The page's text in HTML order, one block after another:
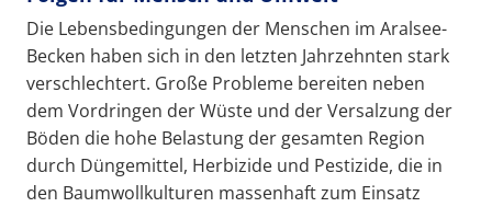
Die Lebensbedingungen der Menschen im Aralsee-
Becken haben sich in den letzten Jahrzehnten stark
verschlechtert. Große Probleme bereiten neben
dem Vordringen der Wüste und der Versalzung der
Böden die hohe Belastung der gesamten Region
durch Düngemittel, Herbizide und Pestizide, die in
den Baumwollkulturen massenhaft zum Einsatz